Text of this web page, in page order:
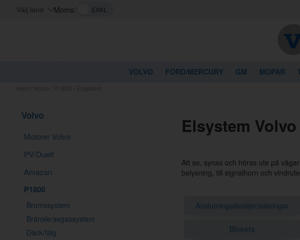
Välj land Moms:
VOLVO FORD/MERCURY GM MOPAR
Volvo
Motorer Volvo
PV/Duett
Amazon
P1800
Bromssystem
Bränsle/avgassystem
Däck/fälg
Elsystem Volvo
Att se, synas och höras ute på
belysning, till signalhorn och
Anslutningsdetaljer/säkringar
Blinkers